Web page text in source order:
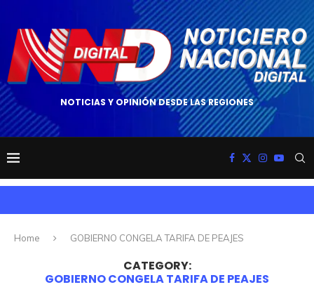
NOTICIAS Y OPINIÓN DESDE LAS REGIONES
Home GOBIERNO CONGELA TARIFA DE PEAJES
CATEGORY:
GOBIERNO CONGELA TARIFA DE PEAJES